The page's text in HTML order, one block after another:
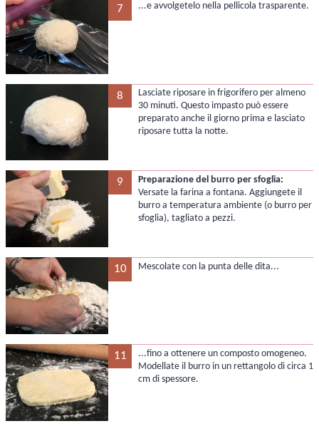
7 ...e avvolgetelo nella pellicola trasparente.
8
Lasciate riposare in frigorifero per almeno
30 minuti. Questo impasto può essere
preparato anche il giorno prima e lasciato
riposare tutta la notte.
9
Preparazione del burro per sfoglia:
Versate la farina a fontana. Aggiungete il
burro a temperatura ambiente (o burro per
sfoglia), tagliato a pezzi.
10 Mescolate con la punta delle dita...
11
...fino a ottenere un composto omogeneo.
Modellate il burro in un rettangolo di circa 1
cm di spessore.